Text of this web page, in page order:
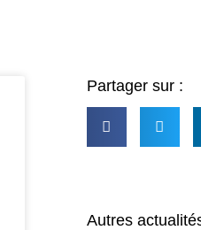
Partager sur :
Autres